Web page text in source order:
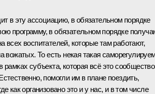
в эту ассоциацию, в обязательном порядке
программу, в обязательном порядке
всех воспитателей, которые там работают,
вожатых. То есть некая такая
рамках субъекта, которая всё это сообщество
помогли им в плане поездить,
как организовано это и у нас, и в том числе